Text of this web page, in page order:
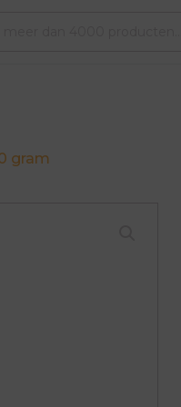
gram